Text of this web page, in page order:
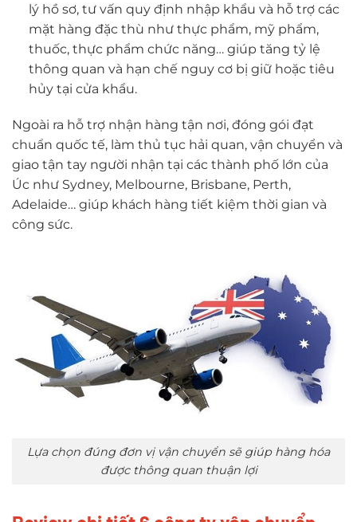
lý hồ sơ, tư vấn quy định nhập khẩu và hỗ trợ các
mặt hàng đặc thù như thực phẩm, mỹ phẩm,
thuốc, thực phẩm chức năng… giúp tăng tỷ lệ
thông quan và hạn chế nguy cơ bị giữ hoặc tiêu
hủy tại cửa khẩu.
Ngoài ra hỗ trợ nhận hàng tận nơi, đóng gói đạt
chuẩn quốc tế, làm thủ tục hải quan, vận chuyển và
giao tận tay người nhận tại các thành phố lớn của
Úc như Sydney, Melbourne, Brisbane, Perth,
Adelaide… giúp khách hàng tiết kiệm thời gian và
công sức.
Lựa chọn đúng đơn vị vận chuyển sẽ giúp hàng hóa
được thông quan thuận lợi